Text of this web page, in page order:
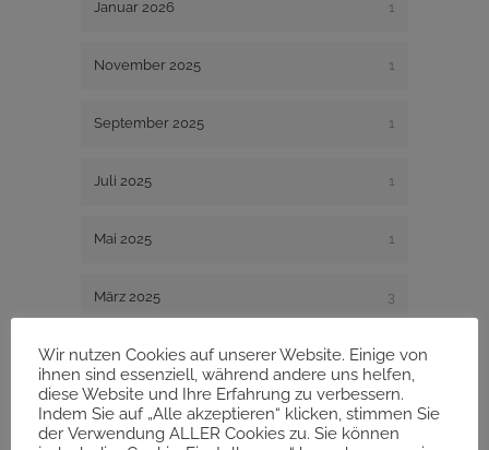
Januar 2026 1
November 2025 1
September 2025 1
Juli 2025 1
Mai 2025 1
März 2025 3
Januar 2025 1
Dezember 2024 1
Wir nutzen Cookies auf unserer Website. Einige von
ihnen sind essenziell, während andere uns helfen,
diese Website und Ihre Erfahrung zu verbessern.
Indem Sie auf „Alle akzeptieren“ klicken, stimmen Sie
der Verwendung ALLER Cookies zu. Sie können